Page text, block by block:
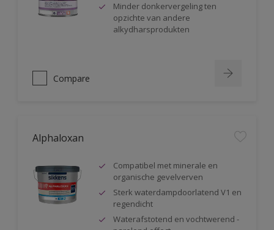
Minder donkervergeling ten
opzichte van andere
alkydharsprodukten
Compare
Alphaloxan
Compatibel met minerale en
organische gevelverven
Sterk waterdampdoorlatend V1 en
regendicht
Waterafstotend en vochtwerend -